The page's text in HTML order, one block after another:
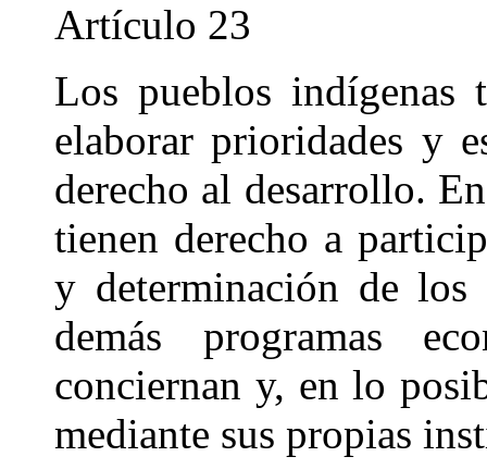
Artículo 23
Los pueblos indígenas
elaborar prioridades y
derecho al desarrollo.
tienen derecho a
y determinación de
demás programas
conciernan y, en lo
mediante sus propias